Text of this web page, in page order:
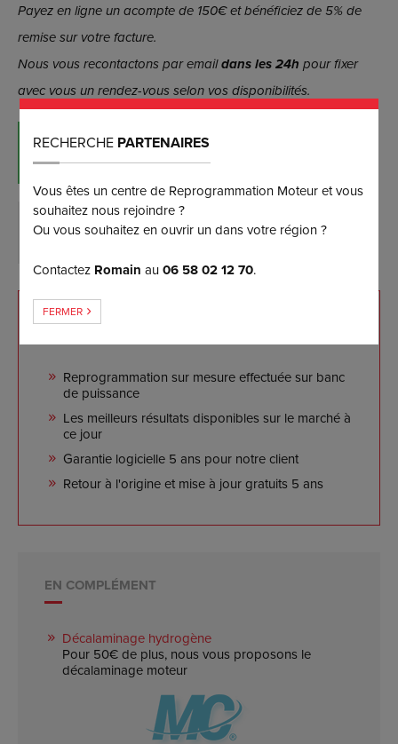
Payez en ligne un acompte de 150€ et bénéficiez de 5% de
remise sur votre facture.
Nous vous recontactons par emaildans les 24h pour fixer
avec vous un rendez-vous selon vos disponibilités.
RÉSERVER MAINTENANT
(et bénéficiez d’une remise de 5%)
DEMANDER PLUS D’INFORMATIONS
NOS ENGAGEMENTS
Reprogrammation sur mesure effectuée sur banc
de puissance
Les meilleurs résultats disponibles sur le marché à
ce jour
Garantie logicielle 5 ans pour notre client
Retour à l'origine et mise à jour gratuits 5 ans
EN COMPLÉMENT
Décalaminage hydrogène
Pour 50€ de plus, nous vous proposons le
décalaminage moteur
RECHERCHE PARTENAIRES
Vous êtes un centre de Reprogrammation Moteur et vous
souhaitez nous rejoindre ?
Ou vous souhaitez en ouvrir un dans votre région ?
Contactez Romain au06 58 02 12 70.
FERMER